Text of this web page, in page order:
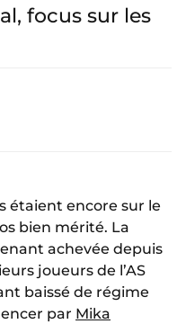
focus sur les
étaient encore sur le
bien mérité. La
achevée depuis
joueurs de l’AS
baissé de régime
par Mika